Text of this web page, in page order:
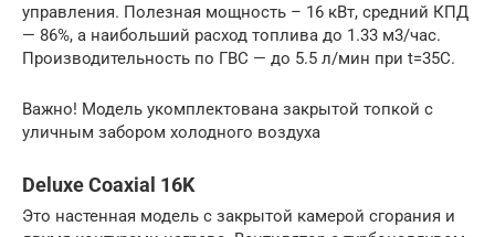
управления. Полезная мощность – 16 кВт, средний КПД
— 86%, а наибольший расход топлива до 1.33 м3/час.
Производительность по ГВС — до 5.5 л/мин при t=35C.
Важно! Модель укомплектована закрытой топкой с
уличным забором холодного воздуха
Deluxe Coaxial 16K
Это настенная модель с закрытой камерой сгорания и